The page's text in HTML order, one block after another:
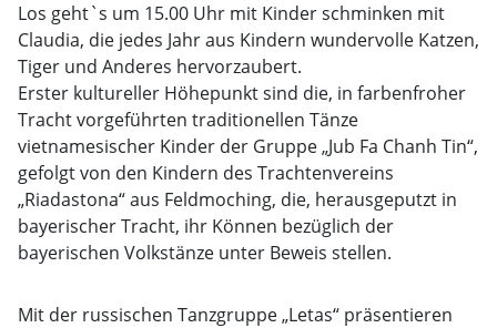
Los geht`s um 15.00 Uhr mit Kinder schminken mit
Claudia, die jedes Jahr aus Kindern wundervolle Katzen,
Tiger und Anderes hervorzaubert.
Erster kultureller Höhepunkt sind die, in farbenfroher
Tracht vorgeführten traditionellen Tänze
vietnamesischer Kinder der Gruppe „Jub Fa Chanh Tin“,
gefolgt von den Kindern des Trachtenvereins
„Riadastona“ aus Feldmoching, die, herausgeputzt in
bayerischer Tracht, ihr Können bezüglich der
bayerischen Volkstänze unter Beweis stellen.
Mit der russischen Tanzgruppe „Letas“ präsentieren